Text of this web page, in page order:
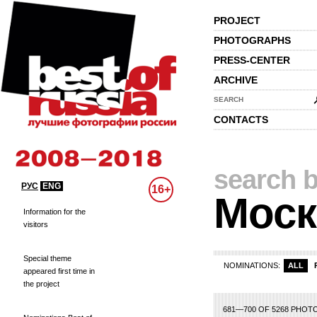
PROJECT
PHOTOGRAPHS
PRESS-CENTER
ARCHIVE
SEARCH
CONTACTS
РУС ENG 16+
Information for the
visitors
Special theme
appeared first time in
the project
search
NOMINATIONS: ALL
681—700 OF 5268
18 19 20 21 22 23